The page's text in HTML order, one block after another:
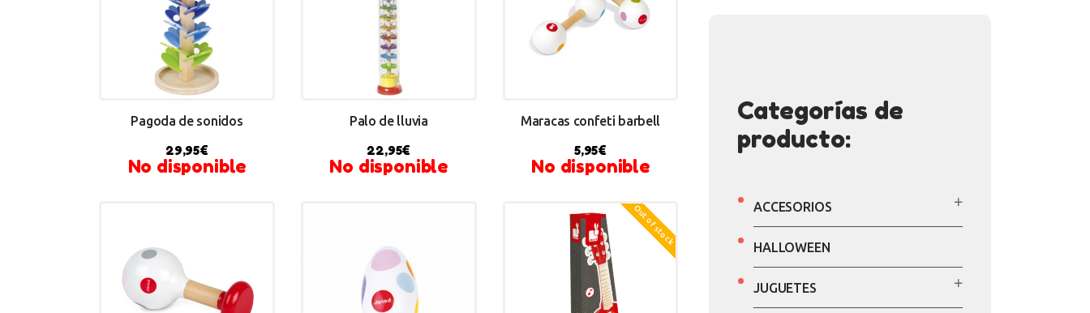
Pagoda de sonidos
29,95€
No disponible
Palo de lluvia
22,95€
No disponible
Maracas confeti barbell
5,95€
No disponible
Out of stock
Categorías de
producto:
ACCESORIOS
HALLOWEEN
JUGUETES